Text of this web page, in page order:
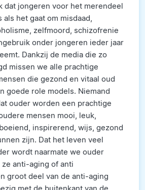
dat jongeren voor het merendeel
het gaat om misdaad,
zelfmoord, schizofrenie
onder jongeren ieder jaar
Dankzij de media die zo
missen we alle prachtige
die gezond en vitaal oud
goede role models. Niemand
ouder worden een prachtige
mensen mooi, leuk,
inspirerend, wijs, gezond
zijn. Dat het leven veel
wordt naarmate we ouder
anti-aging of anti
groot deel van de anti-aging